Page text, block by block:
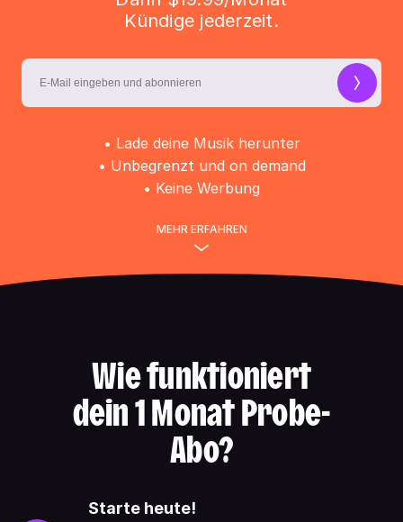
Kündige jederzeit.
• Lade deine Musik herunter
• Unbegrenzt und on demand
• Keine Werbung
MEHR ERFAHREN
Wie funktioniert
dein 1 Monat Probe-
Abo?
Starte heute!